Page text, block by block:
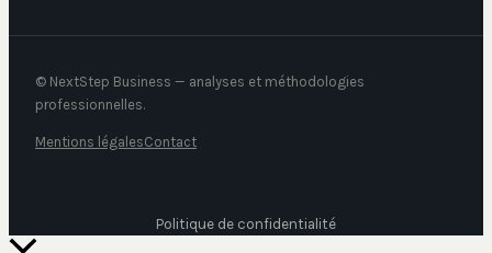
© NextStep Business — analyses et méthodologies
professionnelles.
Mentions légalesContact
Politique de confidentialité